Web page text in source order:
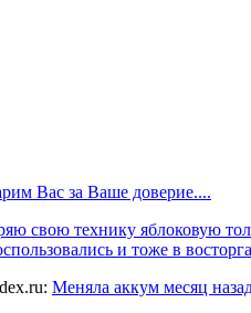
Вас за Ваше доверие....
свою технику яблоковую
и тоже в
Меняла аккум месяц